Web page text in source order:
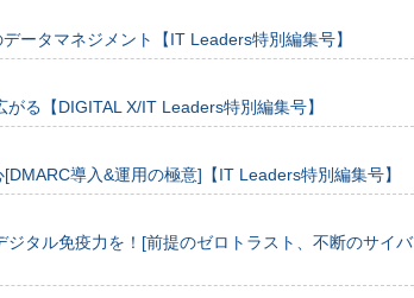
ータマネジメント【IT Leaders特別編集号】
る【DIGITAL X/IT Leaders特別編集号】
導入&運用の極意]【IT Leaders特別編集号】
タル免疫力を！[前提のゼロトラスト、不断のサイバ